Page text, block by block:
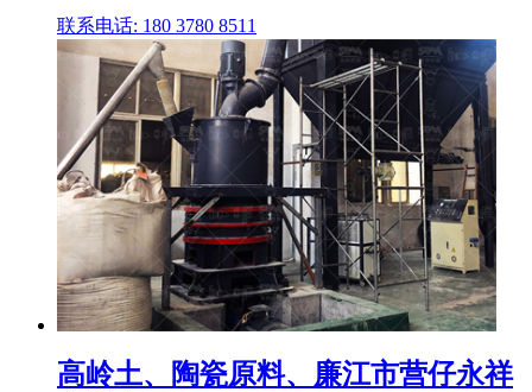
联系电话: 180 3780 8511
高岭土、陶瓷原料、廉江市营仔永祥